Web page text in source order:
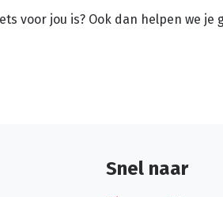
voor jou is? Ook dan helpen we je
Snel naar